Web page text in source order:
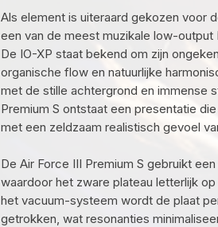
Als element is uiteraard gekozen voor
een van de meest muzikale low-
De IO-XP staat bekend om zijn
organische flow en natuurlijke
met de stille achtergrond en immense
Premium S ontstaat een presentatie
met een zeldzaam realistisch gevoel
De Air Force III Premium S gebruikt
waardoor het zware plateau letterlijk
het vacuum-systeem wordt de plaat
getrokken, wat resonanties